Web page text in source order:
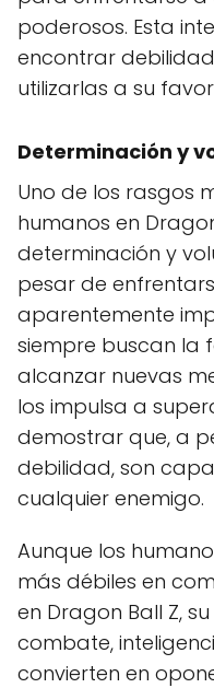
poderosos. Esta
encontrar
utilizarlas a su
Determinación y
Uno de los rasgos
humanos en
determinación y
pesar de
aparentemente
siempre buscan la
alcanzar nuevas
los impulsa a
demostrar que, a
debilidad, son
cualquier enemigo.
Aunque los
más débiles en
en Dragon Ball Z,
combate,
convierten en